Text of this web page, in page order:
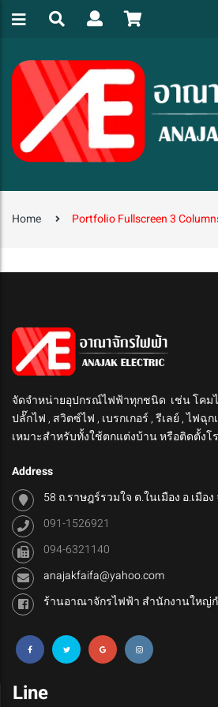
Home Portfolio Fullscreen 3
จัดจำหน่ายอุปกรณ์ไฟฟ้าทุกชนิด เช่น โคมไ
ปลั๊กไฟ , สวิตซ์ไฟ , เบรกเกอร์ , รีเลย์ , ไฟฉุ
เหมาะสำหรับทั้งใช้ตกแต่งบ้าน หรือติดตั้งโ
Address
58 ถ.ราษฎร์รวมใจ ต.ในเมือง อ.เมือ
091-1526921
094-6321140
anajakfaifa@yahoo.com
ร้านอาณาจักรไฟฟ้า สำนักงานใหญ่
Line